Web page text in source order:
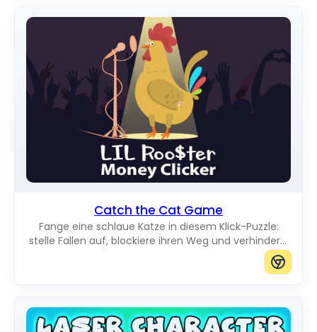
Catch the Cat Game
Fange eine schlaue Katze in diesem Klick-Puzzle:
stelle Fallen auf, blockiere ihren Weg und verhindere,